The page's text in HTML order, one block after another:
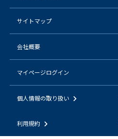
サイトマップ
会社概要
マイページログイン
個人情報の取り扱い
利用規約